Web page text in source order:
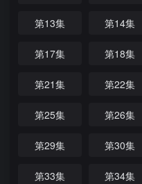
第13集 第14集
第17集 第18集
第21集 第22集
第25集 第26集
第29集 第30集
第33集 第34集